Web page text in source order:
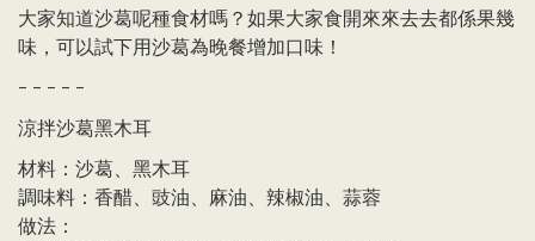
大家知道沙葛呢種食材嗎？如果大家食開來來去去都係果幾
味，可以試下用沙葛為晚餐增加口味！
- - - - -
涼拌沙葛黑木耳
材料：沙葛、黑木耳
調味料：香醋、豉油、麻油、辣椒油、蒜蓉
做法：